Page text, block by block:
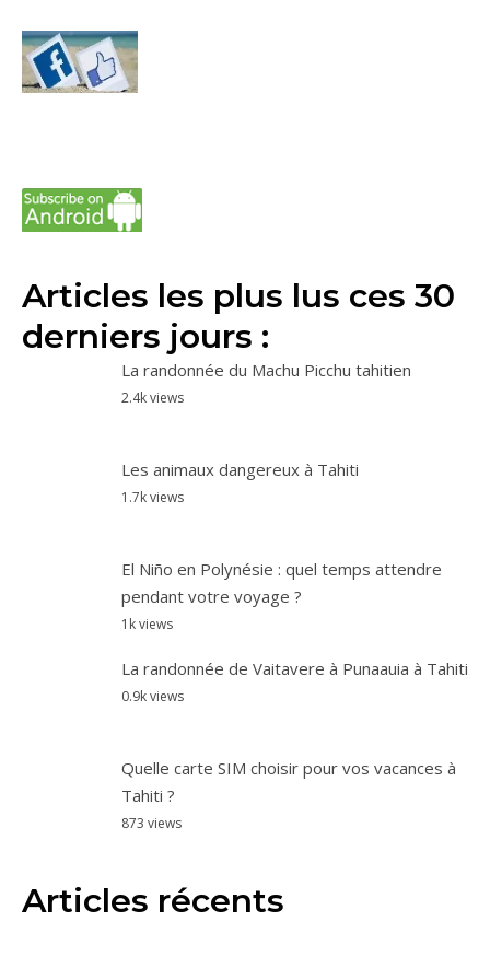
Articles les plus lus ces 30
derniers jours :
La randonnée du Machu Picchu tahitien
2.4k views
Les animaux dangereux à Tahiti
1.7k views
El Niño en Polynésie : quel temps attendre
pendant votre voyage ?
1k views
La randonnée de Vaitavere à Punaauia à Tahiti
0.9k views
Quelle carte SIM choisir pour vos vacances à
Tahiti ?
873 views
Articles récents